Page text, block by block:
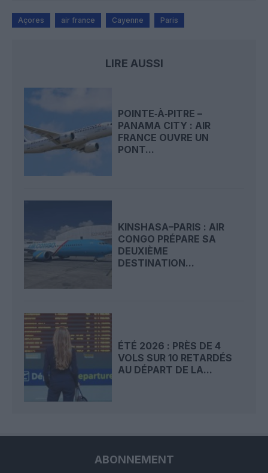
Açores air france Cayenne Paris
LIRE AUSSI
POINTE‑À‑PITRE –
PANAMA CITY : AIR
FRANCE OUVRE UN
PONT...
KINSHASA–PARIS : AIR
CONGO PRÉPARE SA
DEUXIÈME
DESTINATION...
ÉTÉ 2026 : PRÈS DE 4
VOLS SUR 10 RETARDÉS
AU DÉPART DE LA...
ABONNEMENT